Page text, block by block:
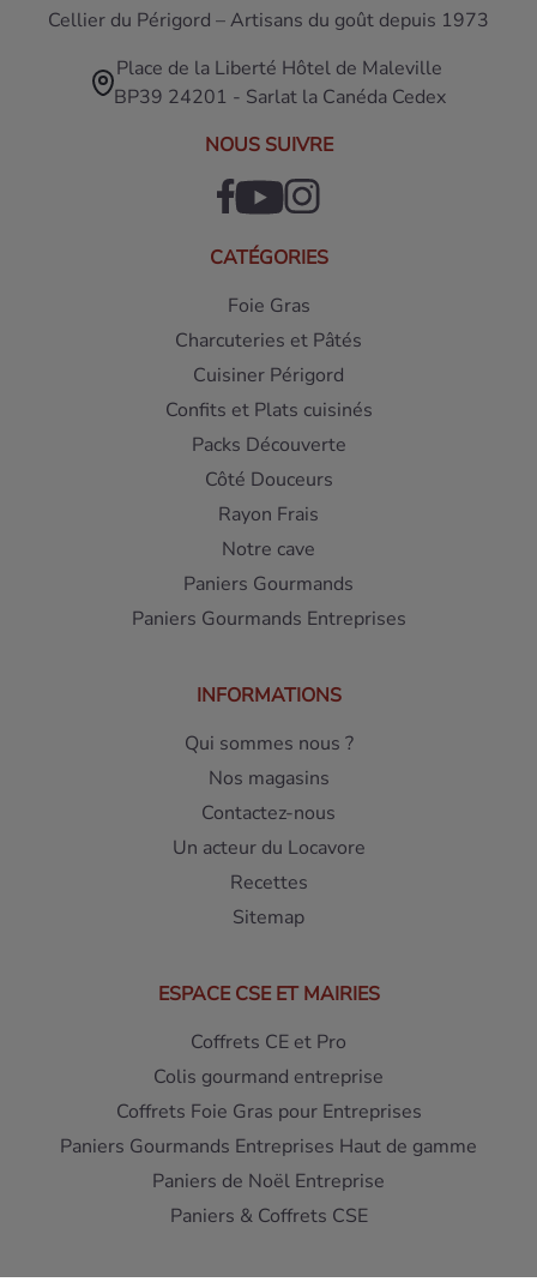
Cellier du Périgord – Artisans du goût depuis 1973
Place de la Liberté Hôtel de Maleville
BP39 24201 - Sarlat la Canéda Cedex
NOUS SUIVRE
CATÉGORIES
Foie Gras
Charcuteries et Pâtés
Cuisiner Périgord
Confits et Plats cuisinés
Packs Découverte
Côté Douceurs
Rayon Frais
Notre cave
Paniers Gourmands
Paniers Gourmands Entreprises
INFORMATIONS
Qui sommes nous ?
Nos magasins
Contactez-nous
Un acteur du Locavore
Recettes
Sitemap
ESPACE CSE ET MAIRIES
Coffrets CE et Pro
Colis gourmand entreprise
Coffrets Foie Gras pour Entreprises
Paniers Gourmands Entreprises Haut de gamme
Paniers de Noël Entreprise
Paniers & Coffrets CSE